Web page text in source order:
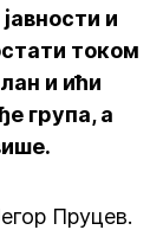
и
током
и ићи
група, а
Пруцев.